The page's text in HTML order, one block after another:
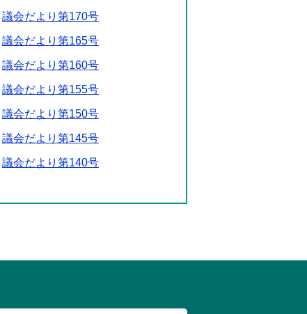
議会だより第170号
議会だより第165号
議会だより第160号
議会だより第155号
議会だより第150号
議会だより第145号
議会だより第140号